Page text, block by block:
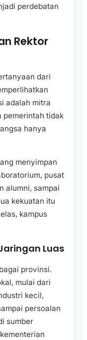
perdebatan
Rektor
dari
adalah mitra
pemerintah tidak
hanya
menyimpan
pusat
alumni, sampai
kekuatan itu
kampus
Luas
provinsi.
mulai dari
kecil,
persoalan
sumber